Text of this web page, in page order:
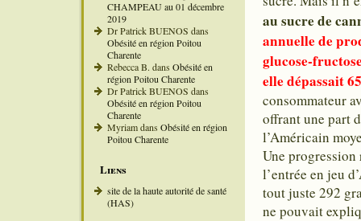
CHAMPEAU au 01 décembre
2019
Dr Patrick BUENOS dans
Obésité en région Poitou
Charente
Rebecca B. dans Obésité en
région Poitou Charente
Dr Patrick BUENOS dans
Obésité en région Poitou
Charente
Myriamdans Obésité en région
Poitou Charente
Liens
site de la haute autorité de santé
(HAS)
au sucre de
annuelle de
glucose-
elle dépassait
consommateur
offrant une part
l’Américain
Une
l’entrée en jeu
tout juste 292
ne pouvait